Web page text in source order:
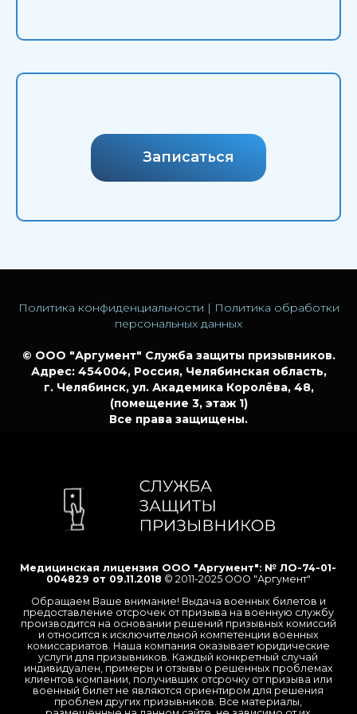
Записаться
Политика конфиденциальности | Политика обработки
персональных данных
© ООО "Аргумент" Служба защиты призывников.
Адрес: 454004, Россия, Челябинская область,
г. Челябинск, ул. Академика Королёва, 48,
(помещение 3, этаж 1)
Все права защищены.